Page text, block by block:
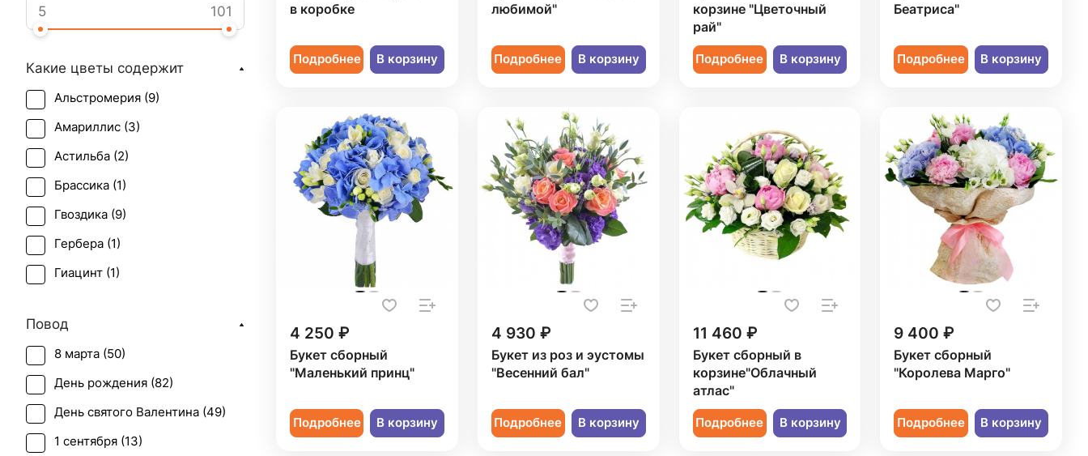
в коробке
Подробнее В корзину
любимой"
Подробнее В корзину
корзине "Цветочный
рай"
Подробнее В корзину
Беатриса"
Подробнее В корзину
4 250 ₽
Букет сборный
"Маленький принц"
Подробнее В корзину
4 930 ₽
Букет из роз и эустомы
"Весенний бал"
Подробнее В корзину
11 460 ₽
Букет сборный в
корзине"Облачный
атлас"
Подробнее В корзину
9 400 ₽
Букет сборный
"Королева Марго"
Подробнее В корзину
Какие цветы содержит
Альстромерия (9)
Амариллис (3)
Астильба (2)
Брассика (1)
Гвоздика (9)
Гербера (1)
Гиацинт (1)
Гипсофила (
Гортензия (8
Ирис (5)
Калла (1)
Лилия (1)
Повод
8 марта (50)
День рождения (82)
День святого Валентина (49)
1 сентября (13)